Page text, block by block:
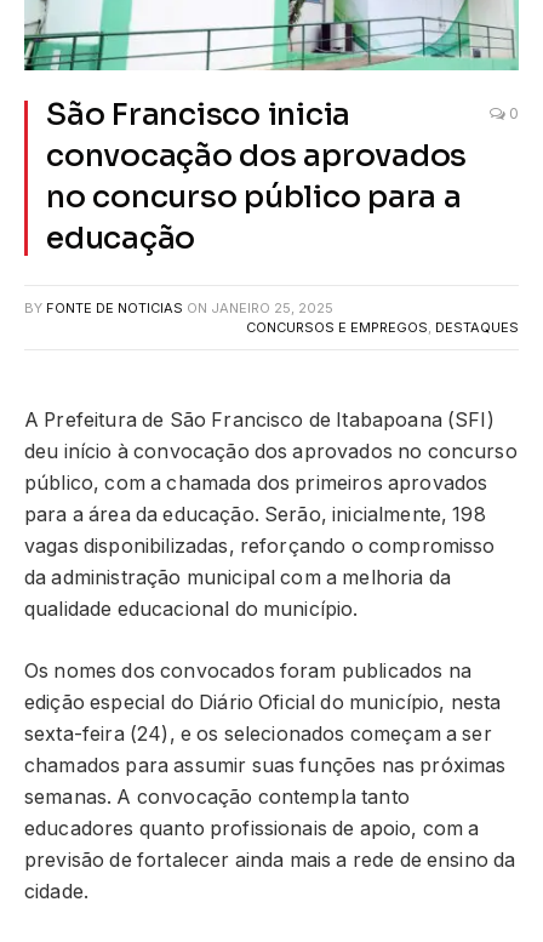
São Francisco inicia
convocação dos aprovados
no concurso público para a
educação
0
BY FONTE DE NOTICIAS ON JANEIRO 25, 2025
CONCURSOS E EMPREGOS DESTAQUES
A Prefeitura de São Francisco de Itabapoana (SFI)
deu início à convocação dos aprovados no concurso
público, com a chamada dos primeiros aprovados
para a área da educação. Serão, inicialmente, 198
vagas disponibilizadas, reforçando o compromisso
da administração municipal com a melhoria da
qualidade educacional do município.
Os nomes dos convocados foram publicados na
edição especial do Diário Oficial do município, nesta
sexta-feira (24), e os selecionados começam a ser
chamados para assumir suas funções nas próximas
semanas. A convocação contempla tanto
educadores quanto profissionais de apoio, com a
previsão de fortalecer ainda mais a rede de ensino da
cidade.